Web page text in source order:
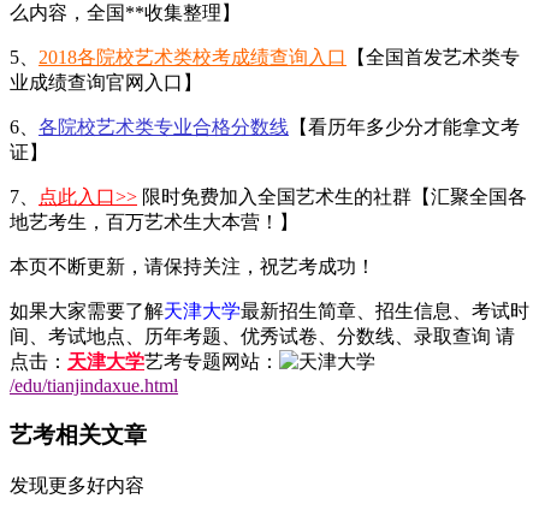
么内容，全国**收集整理】
5、 2018各院校艺术类校考成绩查询入口
【全国首发艺术类专
业成绩查询官网入口】
6、 各院校艺术类专业合格分数线 【看历年多少分才能拿文考
证】
7、 点此入口>> 限时免费加入全国艺术生的社群【汇聚全国各
地艺考生，百万艺术生大本营！】
本页不断更新，请保持关注，祝艺考成功！
如果大家需要了解天津大学最新招生简章、招生信息、考试时
间、考试地点、历年考题、优秀试卷、分数线、录取查询 请
点击： 天津大学艺考专题网站：
/edu/tianjindaxue.html
艺考相关文章
发现更多好内容